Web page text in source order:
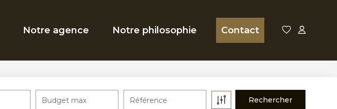
Notre agence Notre philosophie Contact
Budget max Référence